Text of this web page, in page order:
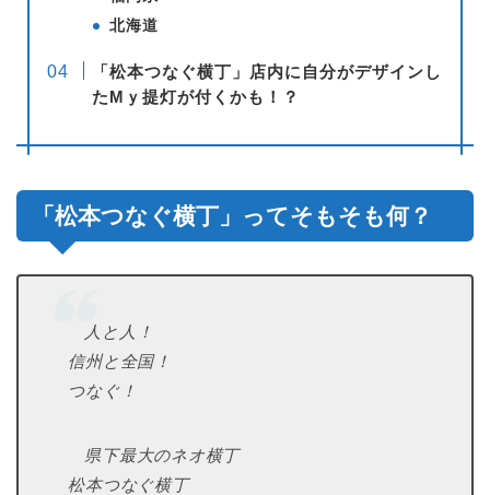
北海道
「松本つなぐ横丁」店内に自分がデザインし
たMｙ提灯が付くかも！？
「松本つなぐ横丁」ってそもそも何？
人と人！
信州と全国！
つなぐ！
県下最大のネオ横丁
松本つなぐ横丁